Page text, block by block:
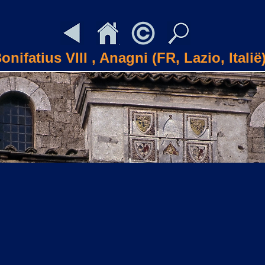
VIII , Anagni (FR, Lazio,